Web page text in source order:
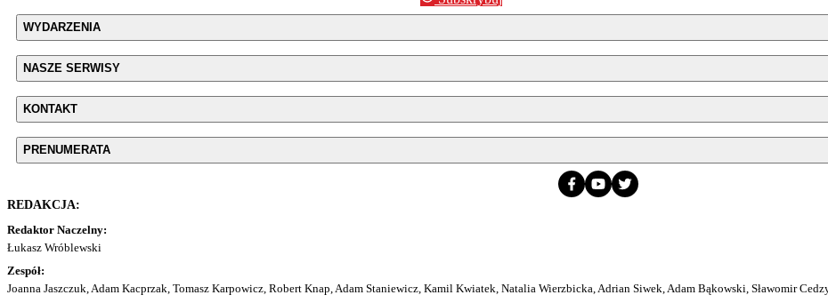
WYDARZENIA
NASZE SERWISY
KONTAKT
PRENUMERATA
REDAKCJA:
Redaktor Naczelny:
Łukasz Wróblewski
Zespół:
Joanna Jaszczuk, Adam Kacprzak, Tomasz Karpowicz, Robert Knap, Adam Staniewicz, Kamil Kwiatek, Natalia Wierzbicka, Adrian Siwek, Adam Bąkowski, Sławomir